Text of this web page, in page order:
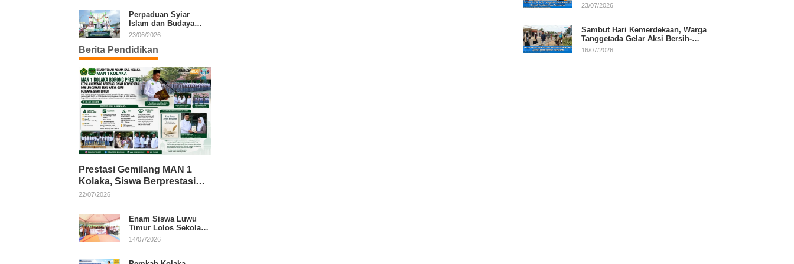
Perpaduan Syiar
Islam dan Budaya
Warnai Pawai Ta’aruf
23/06/2026
Berita Pendidikan
Prestasi Gemilang MAN 1
Kolaka, Siswa Berprestasi
dan Guru Berkarya Raih
22/07/2026
Enam Siswa Luwu
Timur Lolos Sekolah
Rakyat, Bupati: Jaga
14/07/2026
RI
23/07/2026
Sambut Hari Kemerdekaan, Warga
Tanggetada Gelar Aksi Bersih-
Bersih Desa
16/07/2026